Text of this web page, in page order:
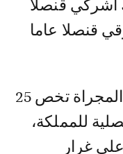
أشركي قنصلا
قنصلا عاما
وأشارت الوزارة أن الحركة المجراة تخص 25
للمملكة،
و9 بلدان على غرار